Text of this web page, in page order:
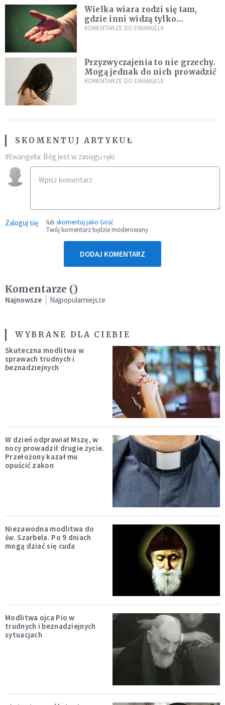
Wielka wiara rodzi się tam,
gdzie inni widzą tylko
przeszkody
KOMENTARZE DO EWANGELII
Przyzwyczajenia to nie grzechy.
Mogą jednak do nich prowadzić
KOMENTARZE DO EWANGELII
SKOMENTUJ ARTYKUŁ
#Ewangelia: Bóg jest w zasięgu ręki
Zaloguj się lub skomentuj jako Gość
Twój komentarz będzie moderowany
DODAJ KOMENTARZ
Komentarze ()
Najnowsze Najpopularniejsze
WYBRANE DLA CIEBIE
Skuteczna modlitwa w
sprawach trudnych i
beznadziejnych
W dzień odprawiał Mszę, w
nocy prowadził drugie życie.
Przełożony kazał mu
opuścić zakon
Niezawodna modlitwa do
św. Szarbela. Po 9 dniach
mogą dziać się cuda
Modlitwa ojca Pio w
trudnych i beznadziejnych
sytuacjach